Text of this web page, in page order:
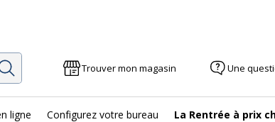
Rechercher Trouver mon magasin Une
ligne Configurez votre bureau La Rentrée à prix